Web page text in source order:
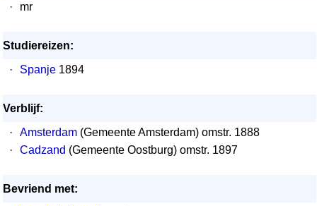
·
mr
Studiereizen:
·
Spanje 1894
Verblijf:
·
Amsterdam (Gemeente Amsterdam) omstr. 1888
·
Cadzand (Gemeente Oostburg) omstr. 1897
Bevriend met: